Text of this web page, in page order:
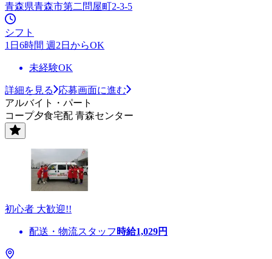
青森県青森市第二問屋町2-3-5
シフト
1日6時間 週2日からOK
未経験OK
詳細を見る
応募画面に進む
アルバイト・パート
コープ夕食宅配 青森センター
初心者 大歓迎!!
配送・物流スタッフ 時給1,029円